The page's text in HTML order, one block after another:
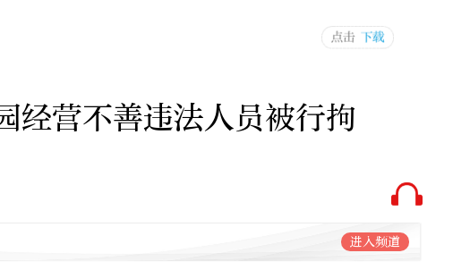
经营不善违法人员被行拘
进入频道